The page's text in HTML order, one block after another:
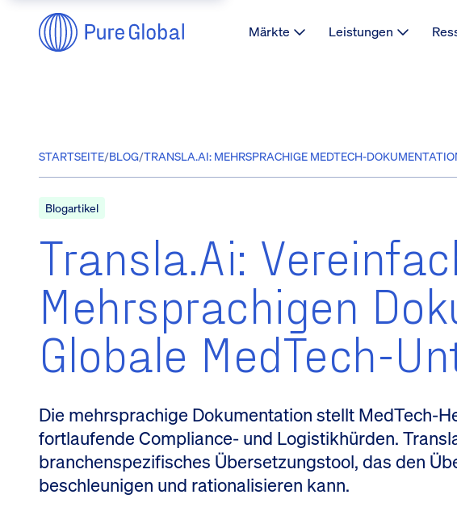
Märkte Leistungen
STARTSEITE/BLOG/TRANSLA.AI: MEHRSPRACHIGE MEDTECH-
Blogartikel
Transla.ai:
Mehrsprachigen
Globale MedTech-
Die mehrsprachige Dokumentation stellt MedTech-
fortlaufende Compliance- und Logistikhürden.
branchenspezifisches Übersetzungstool, das den
beschleunigen und rationalisieren kann.